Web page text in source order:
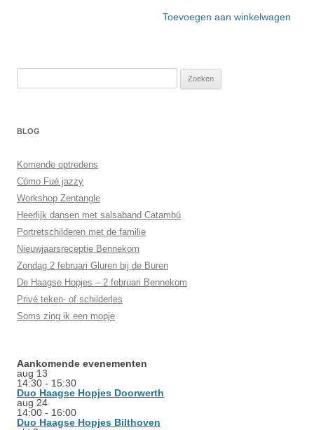
Toevoegen aan winkelwagen
BLOG
Komende optredens
Cómo Fué jazzy
Workshop Zentangle
Heerlijk dansen met salsaband Catambú
Portretschilderen met de familie
Nieuwjaarsreceptie Bennekom
Zondag 2 februari Gluren bij de Buren
De Haagse Hopjes – 2 februari Bennekom
Privé teken- of schilderles
Soms zing ik een mopje
Aankomende evenementen
aug 13
14:30 - 15:30
Duo Haagse Hopjes Doorwerth
aug 24
14:00 - 16:00
Duo Haagse Hopjes Bilthoven